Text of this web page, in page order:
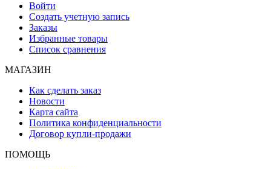
Войти
Создать учетную запись
Заказы
Избранные товары
Список сравнения
МАГАЗИН
Как сделать заказ
Новости
Карта сайта
Политика конфиденциальности
Договор купли-продажи
ПОМОЩЬ